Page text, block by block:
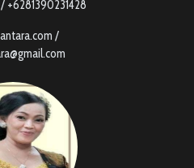
+6281390231428
/